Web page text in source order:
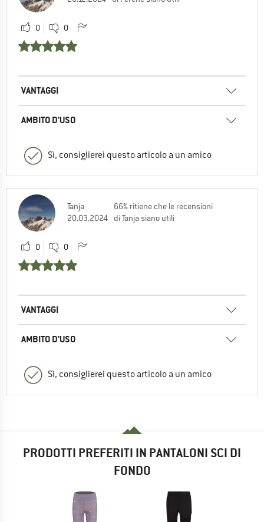
0 0
VANTAGGI
AMBITO D’USO
Sì, consiglierei questo articolo a un amico
Tanja
20.03.2024
66% ritiene che le recensioni
di Tanja siano utili
0 0
VANTAGGI
AMBITO D’USO
Sì, consiglierei questo articolo a un amico
PRODOTTI PREFERITI IN PANTALONI SCI DI
FONDO